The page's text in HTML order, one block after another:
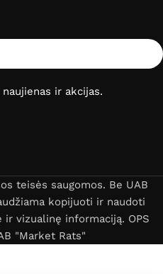
ir akcijas.
teisės saugomos. Be UAB
kopijuoti ir naudoti
vizualinę informaciją. OPS
"Market Rats"